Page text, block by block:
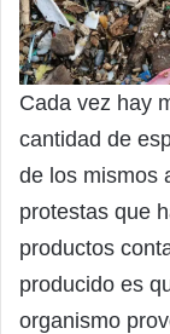
Cada vez hay
cantidad de
de los mismos
protestas que
productos
producido es
organismo